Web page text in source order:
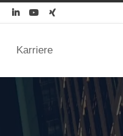
  
Karriere